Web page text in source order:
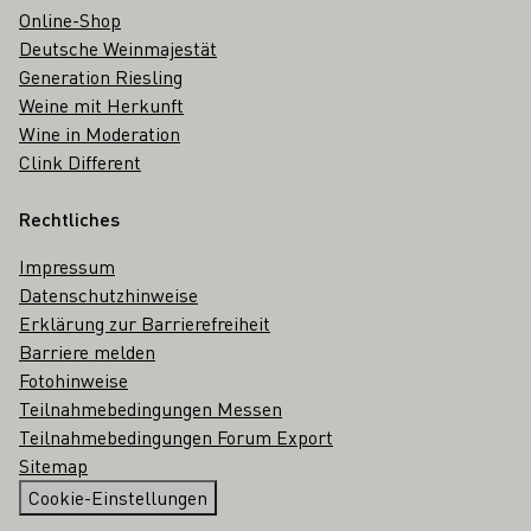
Online-Shop
Deutsche Weinmajestät
Generation Riesling
Weine mit Herkunft
Wine in Moderation
Clink Different
Rechtliches
Impressum
Datenschutzhinweise
Erklärung zur Barrierefreiheit
Barriere melden
Fotohinweise
Teilnahmebedingungen Messen
Teilnahmebedingungen Forum Export
Sitemap
Cookie-Einstellungen